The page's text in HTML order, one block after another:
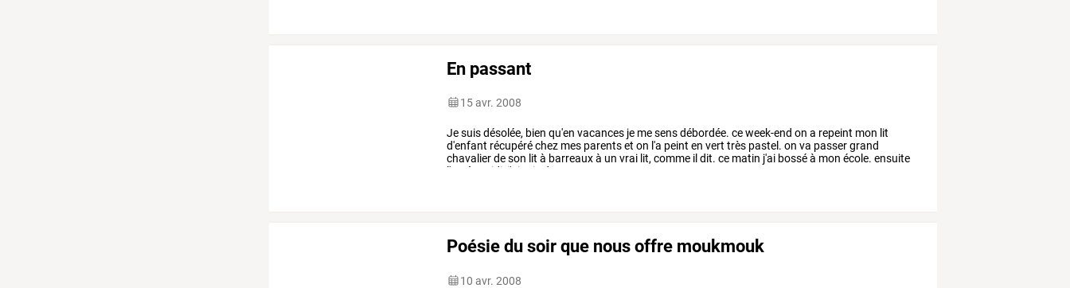
En passant
15 avr. 2008
Jesuisdésolée, bien qu'en vacances je mesensdébordée. ceweek-end on a repeint mon lit
d'enfant récupéréchez mes parentset on l'a peint en vert très pastel. on va passergrand
chavalierdeson lit à barreauxà un vrai lit, comme il dit. ce matin j'ai bosséà mon école. ensuite
l'après-midi, j'ai pris du
Poésie du soir que nous offre moukmouk
10 avr. 2008